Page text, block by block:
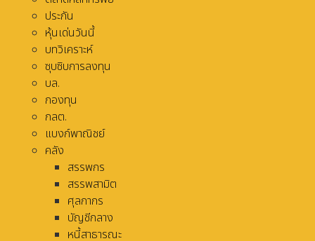
ประกัน
หุ้นเด่นวันนี้
บทวิเคราะห์
ซุบซิบการลงทุน
บล.
กองทุน
กลต.
แบงก์พาณิชย์
คลัง
สรรพกร
สรรพสามิต
ศุลกากร
บัญชีกลาง
หนี้สาธารณะ